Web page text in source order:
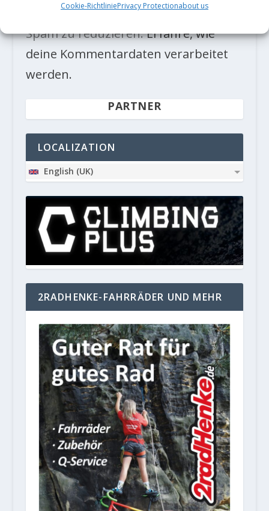
Cookie-RichtliniePrivacy Protectionabout us
Diese Website verwendet Akismet, um
Spam zu reduzieren.Erfahre, wie
deine Kommentardaten verarbeitet
werden.
PARTNER
LOCALIZATION
English (UK)
2RADHENKE-FAHRRÄDER UND MEHR